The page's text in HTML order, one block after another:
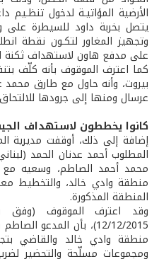
الأرضية المؤاتيـة لدخول
يتصل بخربة داود للسيطرة على
وتجهيز المغاور لتكـون نقطة
على مدفع هاون لاستهداف ثكنة
كما اعترف الموقوف بأنه كلّف
بيروت، وأنه حاول مع طارق
عرسال ومنها إلى جرودها
كانوا يخططون لاستهداف
إضافة إلى ذلك، أوقفت
المطلوب أحمد عدنان الحمد
محمد أحمد الصاطم، وسعيه مع
منطقة وادي خالد، والتخطيط
المنطقة المذكورة.
وقد اعترف الموقوف (وفق
12/12/2015)، بأن
منطقة وادي خالد والقاضي
ومجموعات مسلّحة والتحضير